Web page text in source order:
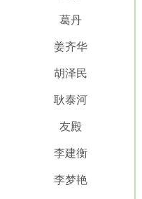
葛丹
姜齐华
胡泽民
耿泰河
友殿
李建衡
李梦艳